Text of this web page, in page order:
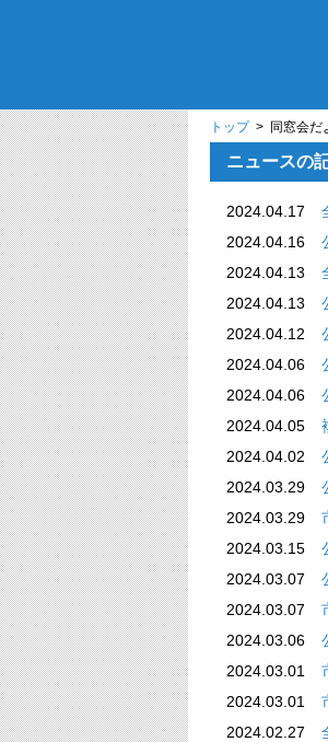
トップ> 同窓会だ
ニュースの
2024.04.17
2024.04.16
2024.04.13
2024.04.13
2024.04.12
2024.04.06
2024.04.06
2024.04.05
2024.04.02
2024.03.29
2024.03.29
2024.03.15
2024.03.07
2024.03.07
2024.03.06
2024.03.01
2024.03.01
2024.02.27